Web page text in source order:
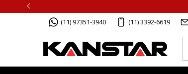
(11) 97351-3940 (11) 3392-6619